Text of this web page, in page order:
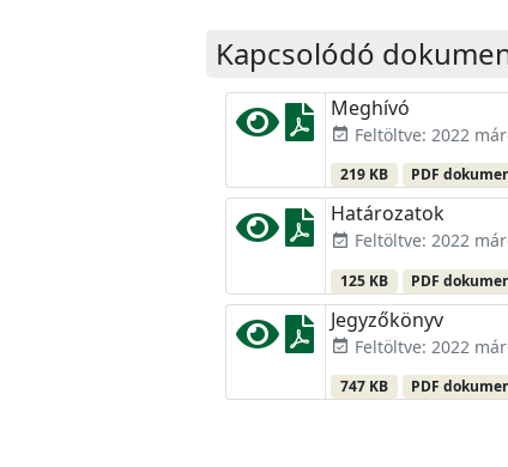
Kapcsolódó
Meghívó
event_available Feltöltve: 2022
219 KB PDF
Határozatok
event_available Feltöltve: 2022
125 KB PDF
Jegyzőkönyv
event_available Feltöltve: 2022
747 KB PDF